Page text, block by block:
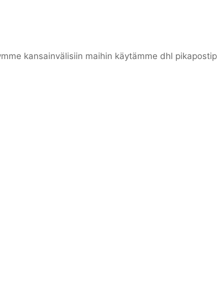
kansainvälisiin maihin käytämme dhl